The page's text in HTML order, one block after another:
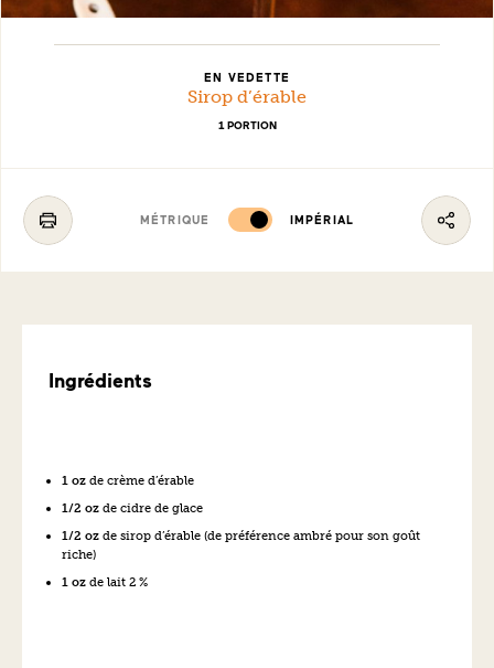
EN VEDETTE
Sirop d’érable
1 PORTION
MÉTRIQUE IMPÉRIAL
Ingrédients
1 oz de crème d’érable
1/2 oz de cidre de glace
1/2 oz de sirop d’érable (de préférence ambré pour son goût
riche)
1 oz de lait 2 %